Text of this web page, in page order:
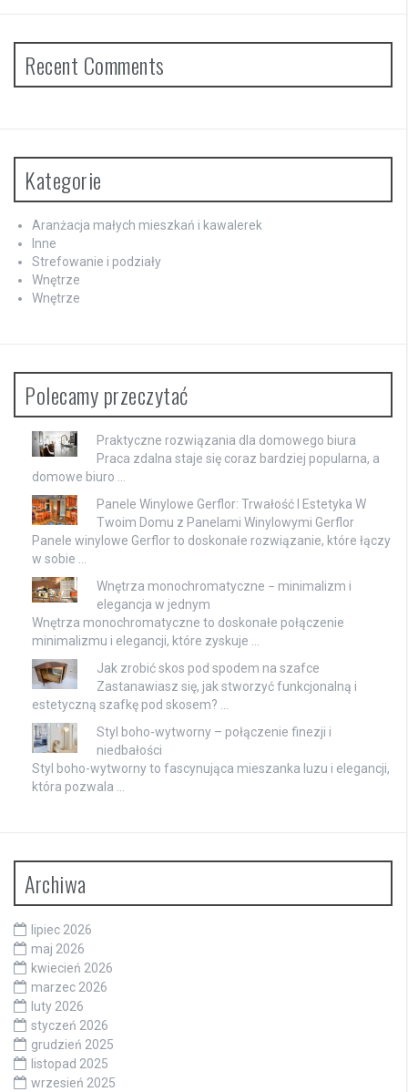
Recent Comments
Kategorie
Aranżacja małych mieszkań i kawalerek
Inne
Strefowanie i podziały
Wnętrze
Wnętrze
Polecamy przeczytać
Praktyczne rozwiązania dla domowego biura
Praca zdalna staje się coraz bardziej popularna, a
domowe biuro …
Panele Winylowe Gerflor: Trwałość I Estetyka W
Twoim Domu z Panelami Winylowymi Gerflor
Panele winylowe Gerflor to doskonałe rozwiązanie, które łączy
w sobie …
Wnętrza monochromatyczne − minimalizm i
elegancja w jednym
Wnętrza monochromatyczne to doskonałe połączenie
minimalizmu i elegancji, które zyskuje …
Jak zrobić skos pod spodem na szafce
Zastanawiasz się, jak stworzyć funkcjonalną i
estetyczną szafkę pod skosem? …
Styl boho-wytworny – połączenie finezji i
niedbałości
Styl boho-wytworny to fascynująca mieszanka luzu i elegancji,
która pozwala …
Archiwa
lipiec 2026
maj 2026
kwiecień 2026
marzec 2026
luty 2026
styczeń 2026
grudzień 2025
listopad 2025
wrzesień 2025